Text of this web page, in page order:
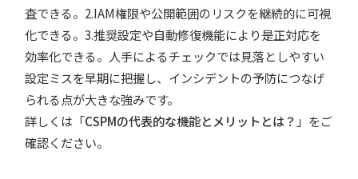
査できる。2.IAM権限や公開範囲のリスクを継続的に可視
化できる。3.推奨設定や自動修復機能により是正対応を
効率化できる。人手によるチェックでは見落としやすい
設定ミスを早期に把握し、インシデントの予防につなげ
られる点が大きな強みです。
詳しくは「CSPMの代表的な機能とメリットとは？ 」をご
確認ください。